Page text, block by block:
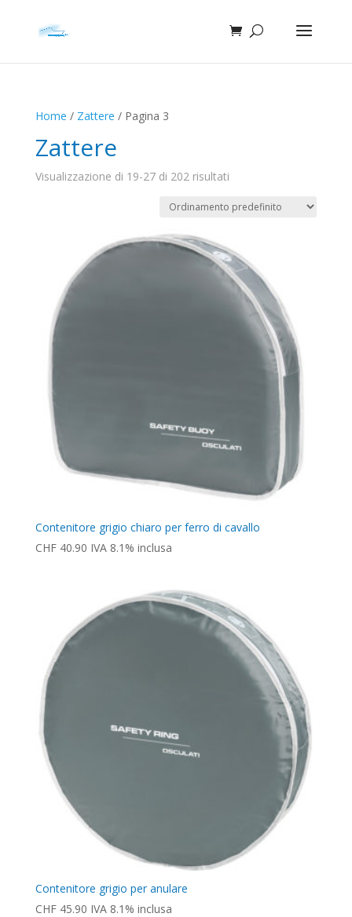
Home / Zattere / Pagina 3
Zattere
Visualizzazione di 19-27 di 202 risultati
Contenitore grigio chiaro per ferro di cavallo
CHF40.90 IVA 8.1% inclusa
Contenitore grigio per anulare
CHF45.90 IVA 8.1% inclusa